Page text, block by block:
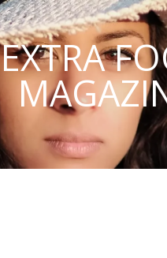
EXTRA